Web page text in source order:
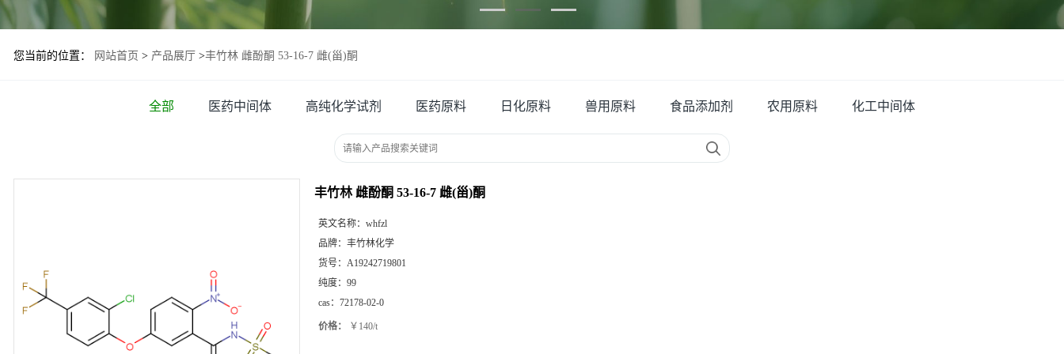
您当前的位置： 网站首页 > 产品展厅 >丰竹林 雌酚酮 53-16-7 雌(甾)酮
全部 医药中间体 高纯化学试剂 医药原料 日化原料 兽用原料 食品添加剂 农用原料 化工中间体
丰竹林 雌酚酮 53-16-7 雌(甾)酮
英文名称： whfzl
品牌： 丰竹林化学
货号： A19242719801
纯度： 99
cas： 72178-02-0
价格： ￥140/t